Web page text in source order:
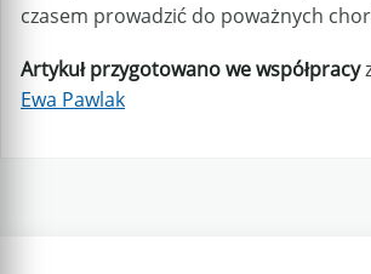
czasem prowadzić do poważnych
Artykuł przygotowano we współpracy
Ewa Pawlak